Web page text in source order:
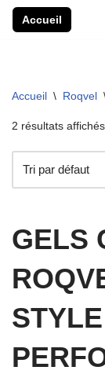
Accueil
Accueil \ Roqvel
2 résultats affichés
GELS